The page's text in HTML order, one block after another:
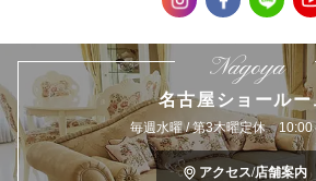
Nagoya
名古屋ショールー
毎週水曜 / 第3木曜定休 10:00
アクセス/店舗案内